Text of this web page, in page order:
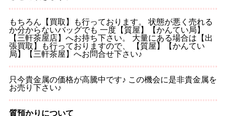
もちろん【買取】も行っております。 状態が悪く売れる
か分からないバッグでも 一度【質屋】【かんてい局】
【三軒茶屋店】へお持ち下さい。 大量にある場合は【出
張買取】も行っておりますので、 【質屋】【かんてい
局】【三軒茶屋】へお問合せ下さい♪
只今貴金属の価格が高騰中です♪ この機会に是非貴金属を
お売り下さい♪
質預かりについて